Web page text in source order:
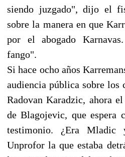
siendo juzgado", dijo el
sobre la manera en que
por el abogado
fango".
Si hace ocho años
audiencia pública sobre los
Radovan Karadzic, ahora
de Blagojevic, que espera
testimonio. ¿Era
Unprofor la que estaba